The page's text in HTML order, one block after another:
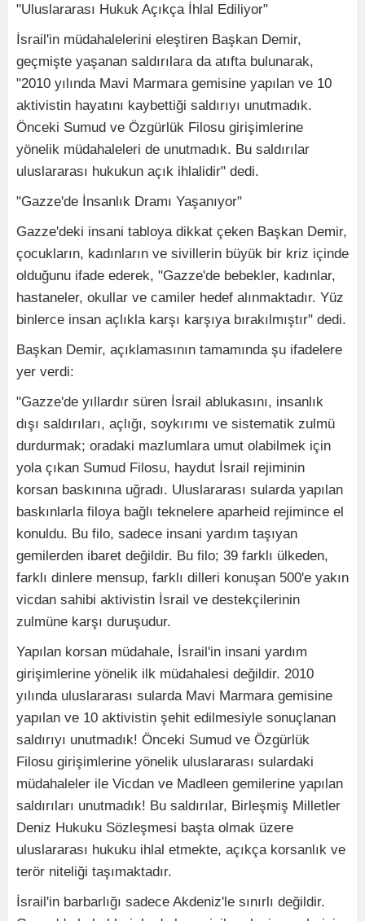
"Uluslararası Hukuk Açıkça İhlal Ediliyor"
İsrail'in müdahalelerini eleştiren Başkan Demir,
geçmişte yaşanan saldırılara da atıfta bulunarak,
"2010 yılında Mavi Marmara gemisine yapılan ve 10
aktivistin hayatını kaybettiği saldırıyı unutmadık.
Önceki Sumud ve Özgürlük Filosu girişimlerine
yönelik müdahaleleri de unutmadık. Bu saldırılar
uluslararası hukukun açık ihlalidir" dedi.
"Gazze'de İnsanlık Dramı Yaşanıyor"
Gazze'deki insani tabloya dikkat çeken Başkan Demir,
çocukların, kadınların ve sivillerin büyük bir kriz içinde
olduğunu ifade ederek, "Gazze'de bebekler, kadınlar,
hastaneler, okullar ve camiler hedef alınmaktadır. Yüz
binlerce insan açlıkla karşı karşıya bırakılmıştır" dedi.
Başkan Demir, açıklamasının tamamında şu ifadelere
yer verdi:
"Gazze'de yıllardır süren İsrail ablukasını, insanlık
dışı saldırıları, açlığı, soykırımı ve sistematik zulmü
durdurmak; oradaki mazlumlara umut olabilmek için
yola çıkan Sumud Filosu, haydut İsrail rejiminin
korsan baskınına uğradı. Uluslararası sularda yapılan
baskınlarla filoya bağlı teknelere aparheid rejimince el
konuldu. Bu filo, sadece insani yardım taşıyan
gemilerden ibaret değildir. Bu filo; 39 farklı ülkeden,
farklı dinlere mensup, farklı dilleri konuşan 500'e yakın
vicdan sahibi aktivistin İsrail ve destekçilerinin
zulmüne karşı duruşudur.
Yapılan korsan müdahale, İsrail'in insani yardım
girişimlerine yönelik ilk müdahalesi değildir. 2010
yılında uluslararası sularda Mavi Marmara gemisine
yapılan ve 10 aktivistin şehit edilmesiyle sonuçlanan
saldırıyı unutmadık! Önceki Sumud ve Özgürlük
Filosu girişimlerine yönelik uluslararası sulardaki
müdahaleler ile Vicdan ve Madleen gemilerine yapılan
saldırıları unutmadık! Bu saldırılar, Birleşmiş Milletler
Deniz Hukuku Sözleşmesi başta olmak üzere
uluslararası hukuku ihlal etmekte, açıkça korsanlık ve
terör niteliği taşımaktadır.
İsrail'in barbarlığı sadece Akdeniz'le sınırlı değildir.